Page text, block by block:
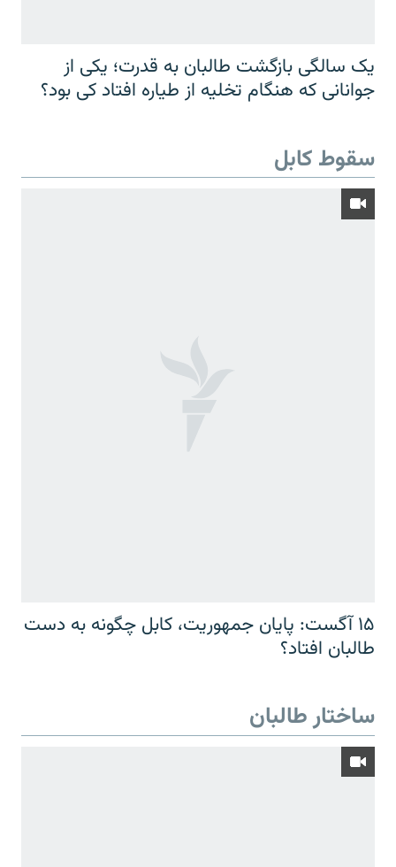
یک سالگی بازگشت طالبان به قدرت؛ یکی از
جوانانی که هنگام تخلیه از طیاره افتاد کی بود؟
سقوط کابل
۱۵ آگست: پایان جمهوریت، کابل چگونه به دست
طالبان افتاد؟
ساختار طالبان